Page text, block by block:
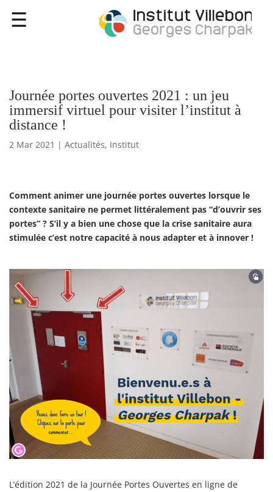
Journée portes ouvertes 2021 : un jeu
immersif virtuel pour visiter l’institut à
distance !
2 Mar 2021 | Actualités, Institut
Comment animer une journée portes ouvertes lorsque le
contexte sanitaire ne permet littéralement pas “d’ouvrir ses
portes” ? S’il y a bien une chose que la crise sanitaire aura
stimulée c’est notre capacité à nous adapter et à innover !
L’édition 2021 de la Journée Portes Ouvertes en ligne de